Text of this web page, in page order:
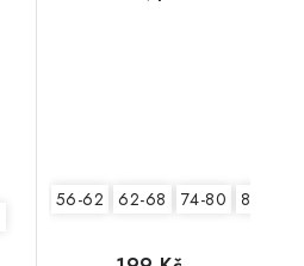
56-62 62-68 74-80 80-86